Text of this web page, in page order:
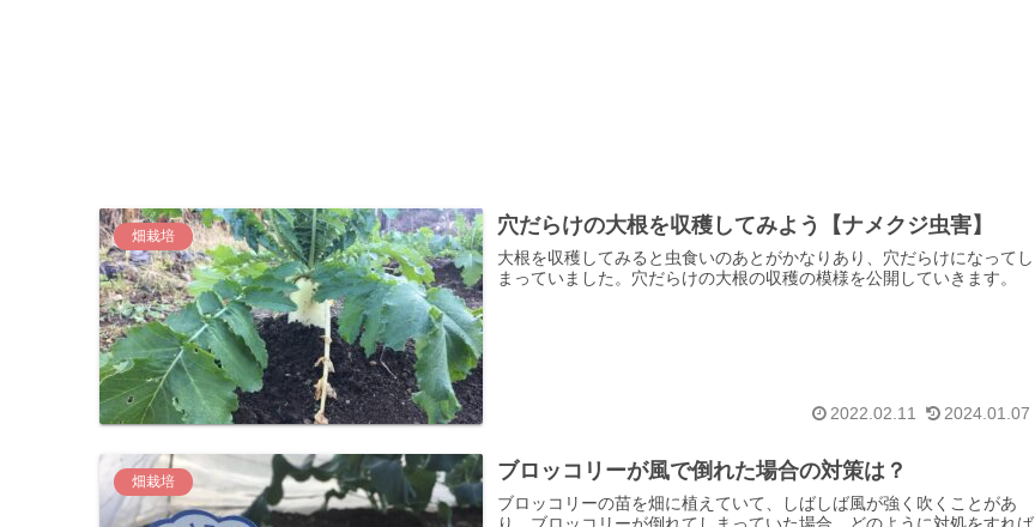
畑栽培 穴だらけの大根を収穫してみよう【ナメクジ虫害】
大根を収穫してみると虫食いのあとがかなりあり、穴だらけになってし
まっていました。穴だらけの大根の収穫の模様を公開していきます。
2022.02.11 2024.01.07
畑栽培 ブロッコリーが風で倒れた場合の対策は？
ブロッコリーの苗を畑に植えていて、しばしば風が強く吹くことがあ